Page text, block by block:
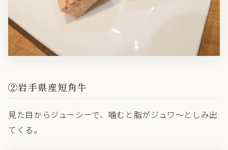
②岩手県産短角牛
見た目からジューシーで、噛むと脂がジュワ～としみ出
てくる。